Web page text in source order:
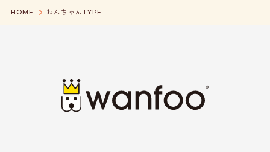
HOME わんちゃんTYPE